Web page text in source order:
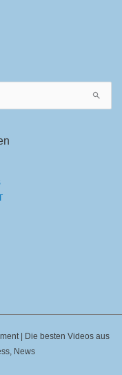
| Die besten Videos aus
News